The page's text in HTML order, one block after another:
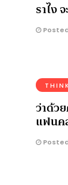
ราไง
ว่าด้ว
แฟนค
Posted